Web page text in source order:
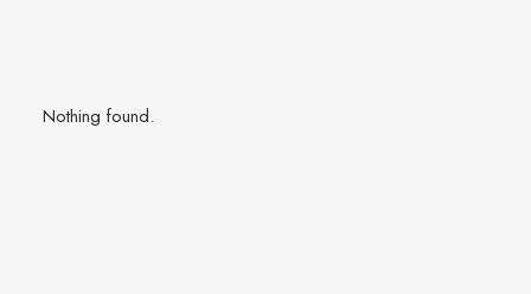
Nothing found.